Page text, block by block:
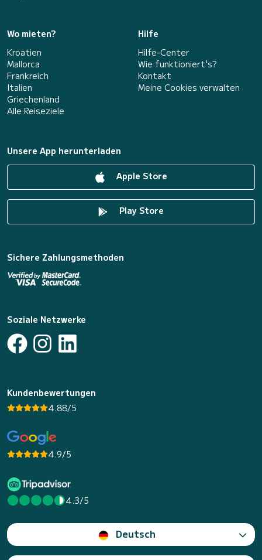
Wo mieten?
Kroatien
Mallorca
Frankreich
Italien
Griechenland
Alle Reiseziele
Hilfe
Hilfe-Center
Wie funktioniert's?
Kontakt
Meine Cookies verwalten
Unsere App herunterladen
Apple Store
Play Store
Sichere Zahlungsmethoden
Soziale Netzwerke
Kundenbewertungen
4.88/5
4.9/5
4.3/5
Deutsch